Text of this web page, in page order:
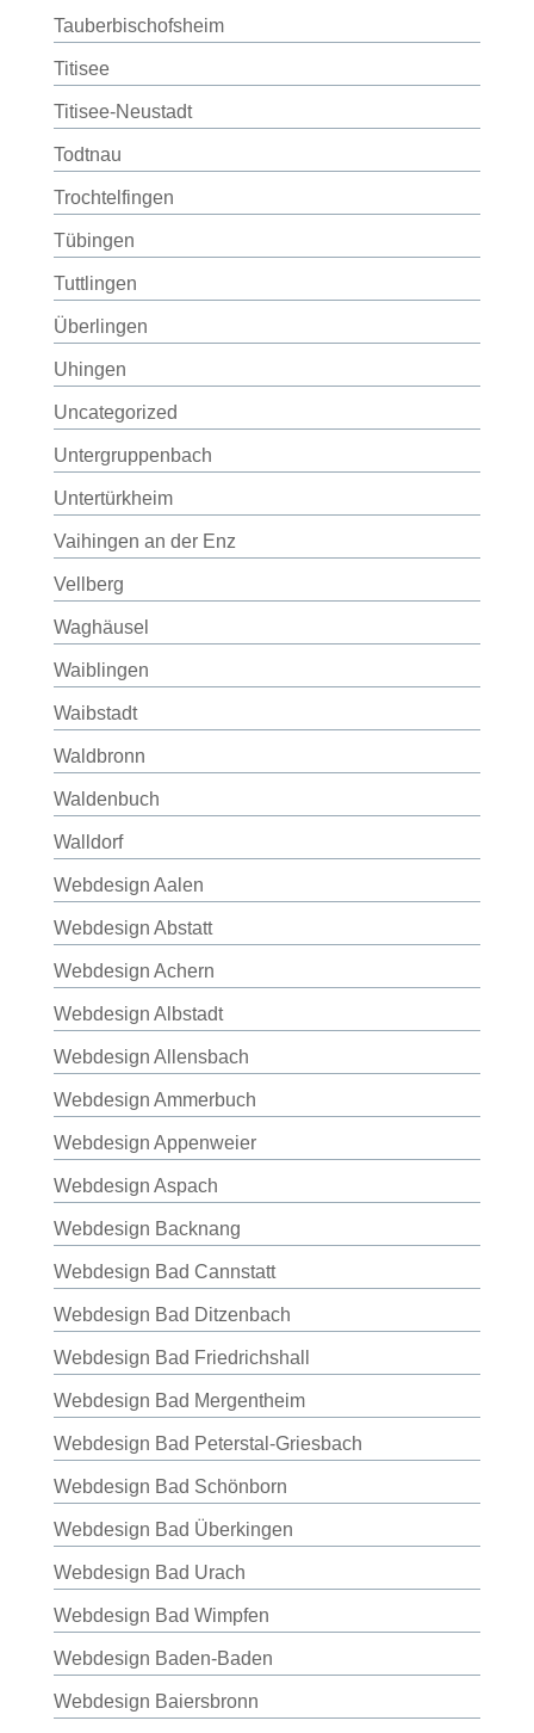
Tauberbischofsheim
Titisee
Titisee-Neustadt
Todtnau
Trochtelfingen
Tübingen
Tuttlingen
Überlingen
Uhingen
Uncategorized
Untergruppenbach
Untertürkheim
Vaihingen an der Enz
Vellberg
Waghäusel
Waiblingen
Waibstadt
Waldbronn
Waldenbuch
Walldorf
Webdesign Aalen
Webdesign Abstatt
Webdesign Achern
Webdesign Albstadt
Webdesign Allensbach
Webdesign Ammerbuch
Webdesign Appenweier
Webdesign Aspach
Webdesign Backnang
Webdesign Bad Cannstatt
Webdesign Bad Ditzenbach
Webdesign Bad Friedrichshall
Webdesign Bad Mergentheim
Webdesign Bad Peterstal-Griesbach
Webdesign Bad Schönborn
Webdesign Bad Überkingen
Webdesign Bad Urach
Webdesign Bad Wimpfen
Webdesign Baden-Baden
Webdesign Baiersbronn